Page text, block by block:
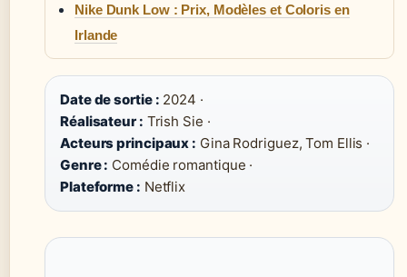
Nike Dunk Low : Prix, Modèles et Coloris en
Irlande
Date de sortie : 2024 ·
Réalisateur : Trish Sie ·
Acteurs principaux : Gina Rodriguez, Tom Ellis ·
Genre : Comédie romantique ·
Plateforme : Netflix